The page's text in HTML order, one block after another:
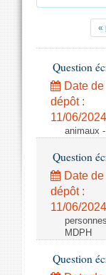
«
Question
Date de
dépôt :
11/06/2024
animaux
Question
Date de
dépôt :
11/06/2024
MDPH
Question